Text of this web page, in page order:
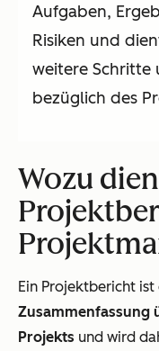
Aufgaben,
Risiken und
weitere Schritte
bezüglich des
Wozu
Ein Projektbericht ist
Zusammenfassung
Projekts und wird